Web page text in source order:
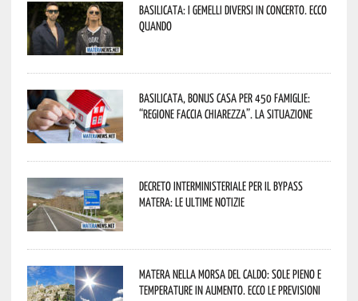
Basilicata: i Gemelli DiVersi in concerto. Ecco
quando
Basilicata, Bonus casa per 450 famiglie:
“Regione faccia chiarezza”. La situazione
Decreto interministeriale per il Bypass
Matera: le ultime notizie
Matera nella morsa del caldo: sole pieno e
temperature in aumento. Ecco le previsioni